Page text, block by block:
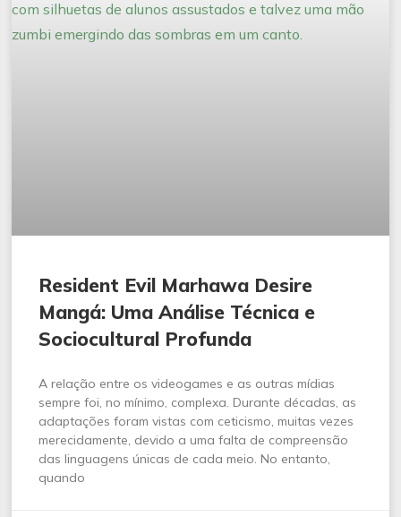
Resident Evil Marhawa Desire
Mangá: Uma Análise Técnica e
Sociocultural Profunda
A relação entre os videogames e as outras mídias
sempre foi, no mínimo, complexa. Durante décadas, as
adaptações foram vistas com ceticismo, muitas vezes
merecidamente, devido a uma falta de compreensão
das linguagens únicas de cada meio. No entanto,
quando